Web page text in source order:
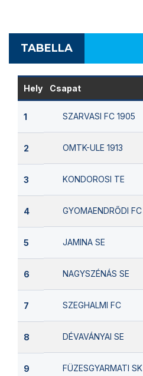
TABELLA
Hely Csapat
1 SZARVASI FC 1905
2 OMTK-ULE 1913
3 KONDOROSI TE
4 GYOMAENDRŐDI FC
5 JAMINA SE
6 NAGYSZÉNÁS SE
7 SZEGHALMI FC
8 DÉVAVÁNYAI SE
9 FÜZESGYARMATI SK